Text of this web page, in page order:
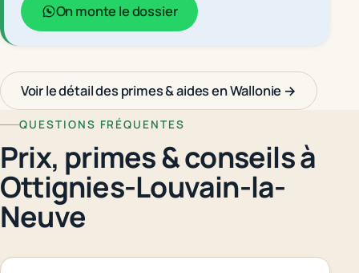
On monte le dossier
Voir le détail des primes & aides en Wallonie →
QUESTIONS FRÉQUENTES
Prix, primes & conseils à
Ottignies-Louvain-la-
Neuve